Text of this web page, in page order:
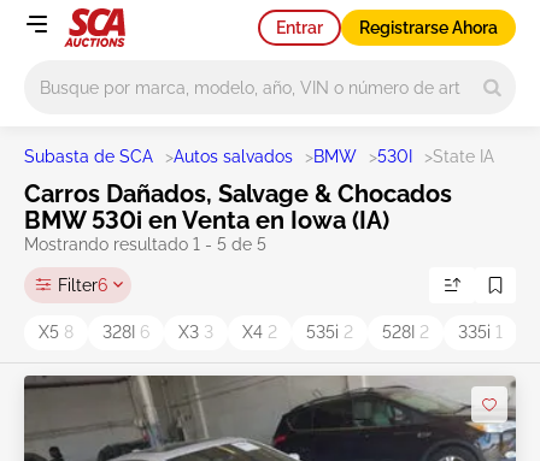
Entrar Registrarse Ahora
Subasta de SCA >Autos salvados >BMW >530I >State IA
Carros Dañados, Salvage & Chocados
BMW 530i en Venta en Iowa (IA)
Mostrando resultado 1 - 5 de 5
Filter6
X5 8 328I 6 X3 3 X4 2 535i 2 528I 2 335i 1